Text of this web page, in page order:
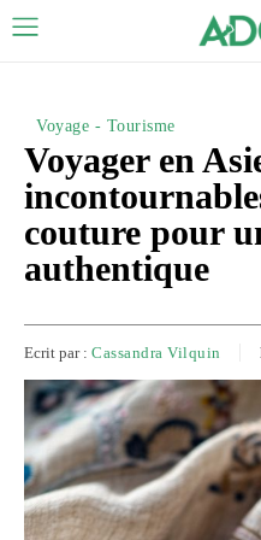
Voyage - Tourisme
Voyager en
couture pour
authentique
Ecrit par : Cassandra Vilquin